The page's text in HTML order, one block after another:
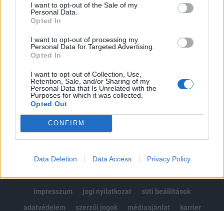
I want to opt-out of the Sale of my
Personal Data.
Opted In
I want to opt-out of processing my
Personal Data for Targeted Advertising.
Opted In
I want to opt-out of Collection, Use,
Retention, Sale, and/or Sharing of my
Personal Data that Is Unrelated with the
Purposes for which it was collected.
Opted Out
CONFIRM
Data Deletion Data Access Privacy Policy
Portfolio.hu teljes cikkarchívum
Kötéslisták: BÉT elmúlt 2 év napon belüli
kötéslistái
MÁR ELŐFIZETŐNK VAGY?BEJELENTKEZÉS
impresszum
jogi nyilatkozat
süti beállítások
adatvédelem
szerzői jogok médiaajánlat karrier